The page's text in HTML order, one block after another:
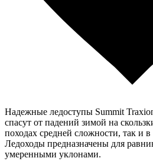
Надежные ледоступы Summit
спасут от падений зимой на
походах средней сложности, так и
Ледоходы предназначены для
умеренными уклонами.